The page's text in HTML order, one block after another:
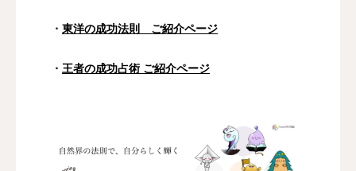
・ 東洋の成功法則 ご紹介ページ
・ 王者の成功占術 ご紹介ページ